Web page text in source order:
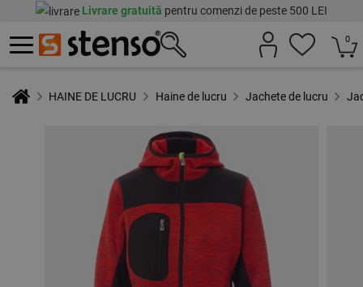
Livrare gratuită pentru comenzi de peste 500 LEI
0
HAINE DE LUCRU Haine de lucru Jachete de lucru